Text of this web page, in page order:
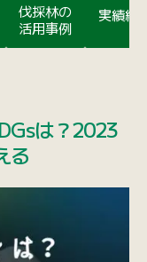
伐採林の
活用事例
実績紹
は？2023
る